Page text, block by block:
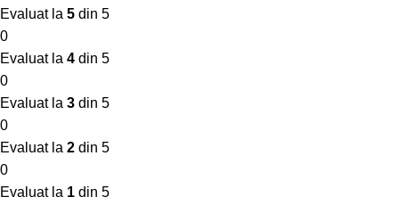
Evaluat la 5 din 5
0
Evaluat la 4 din 5
0
Evaluat la 3 din 5
0
Evaluat la 2 din 5
0
Evaluat la 1 din 5